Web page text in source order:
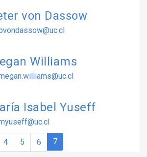
von Dassow
Williams
Isabel Yuseff
Page
4 Page
5 Page
6 Current Page
7